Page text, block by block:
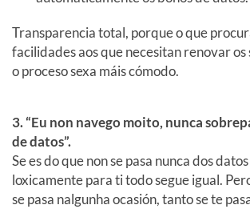
Transparencia total, porque o que
facilidades aos que necesitan renovar os
o proceso sexa máis cómodo.
3. “Eu non navego moito, nunca
de datos”.
Se es do que non se pasa nunca dos
loxicamente para ti todo segue igual.
se pasa nalgunha ocasión, tanto se te